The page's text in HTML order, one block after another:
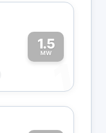
1.5
MW
1